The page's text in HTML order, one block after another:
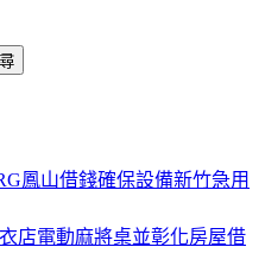
鳳山借錢確保設備新竹急用
店電動麻將桌並彰化房屋借